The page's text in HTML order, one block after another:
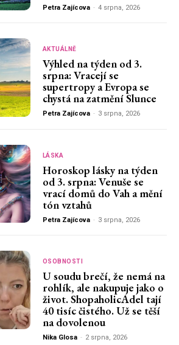
Petra Zajícova - 4 srpna, 2026
AKTUÁLNĚ
Výhled na týden od 3.
srpna: Vracejí se
supertropy a Evropa se
chystá na zatmění Slunce
Petra Zajícova - 3 srpna, 2026
LÁSKA
Horoskop lásky na týden
od 3. srpna: Venuše se
vrací domů do Vah a mění
tón vztahů
Petra Zajícova - 3 srpna, 2026
OSOBNOSTI
U soudu brečí, že nemá na
rohlík, ale nakupuje jako o
život. ShopaholicAdel tají
40 tisíc čistého. Už se těší
na dovolenou
Nika Glosa - 2 srpna, 2026